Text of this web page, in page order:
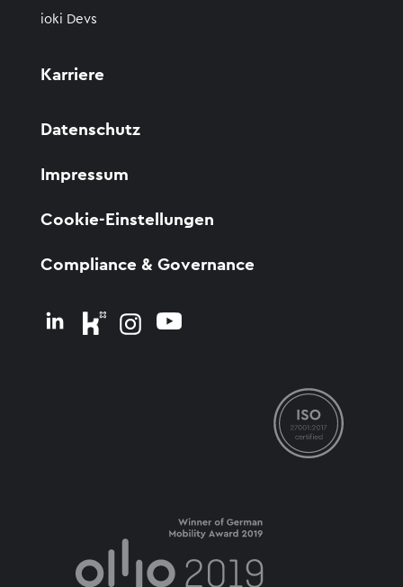
ioki Devs
Karriere
Datenschutz
Impressum
Cookie-Einstellungen
Compliance & Governance